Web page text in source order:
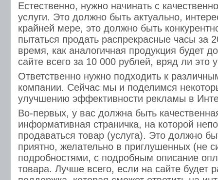
Естественно, нужно начинать с
услуги. Это должно быть актуально,
крайней мере, это должно быть
пытаться продать распрекрасные часы за
время, как аналогичная продукция будет
сайте всего за 10 000 рублей, вряд ли это
Ответственно нужно подходить к
компании. Сейчас мы и поделимся
улучшению эффективности рекламы в
Во-первых, у вас должна быть
информативная страничка, на которой
продаваться товар (услуга). Это должно
приятно, желательно в приглушенных (не
подробностями, с подробным описание
товара. Лучше всего, если на сайте будет